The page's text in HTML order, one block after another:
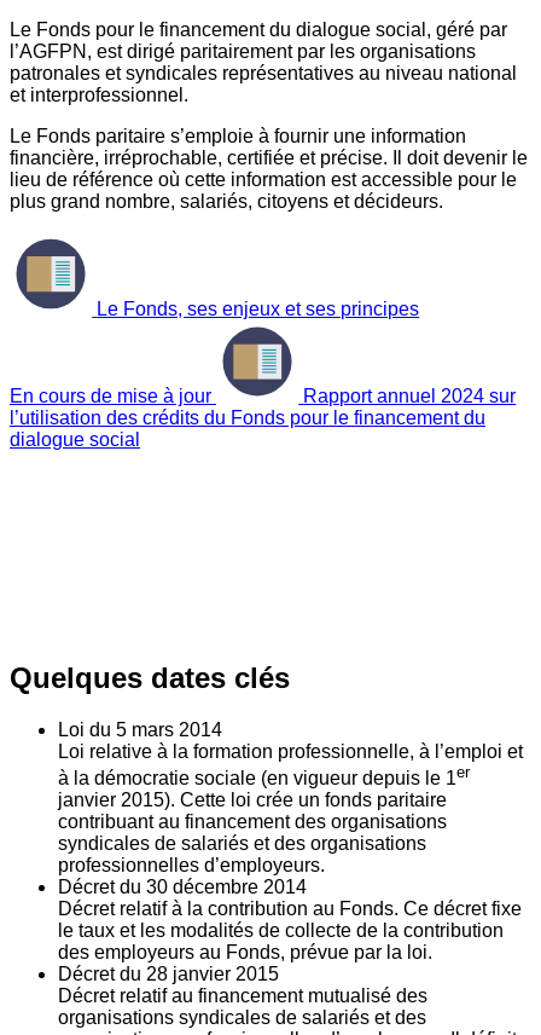
Le Fonds pour le financement du dialogue social, géré par
l’AGFPN, est dirigé paritairement par les organisations
patronales et syndicales représentatives au niveau national
et interprofessionnel.
Le Fonds paritaire s’emploie à fournir une information
financière, irréprochable, certifiée et précise. Il doit devenir le
lieu de référence où cette information est accessible pour le
plus grand nombre, salariés, citoyens et décideurs.
Le Fonds, ses enjeux et ses principes
En cours de mise à jour
Rapport annuel 2024 sur
l’utilisation des crédits du Fonds pour le financement du
dialogue social
Quelques dates clés
Loi du 5 mars 2014
Loi relative à la formation professionnelle, à l’emploi et
à la démocratie sociale (en vigueur depuis le 1er
janvier 2015). Cette loi crée un fonds paritaire
contribuant au financement des organisations
syndicales de salariés et des organisations
professionnelles d’employeurs.
Décret du 30 décembre 2014
Décret relatif à la contribution au Fonds. Ce décret fixe
le taux et les modalités de collecte de la contribution
des employeurs au Fonds, prévue par la loi.
Décret du 28 janvier 2015
Décret relatif au financement mutualisé des
organisations syndicales de salariés et des